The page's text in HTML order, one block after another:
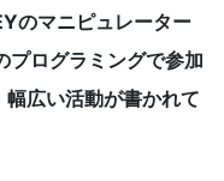
のマニピュレーター
プログラミングで参加
広い活動が書かれて